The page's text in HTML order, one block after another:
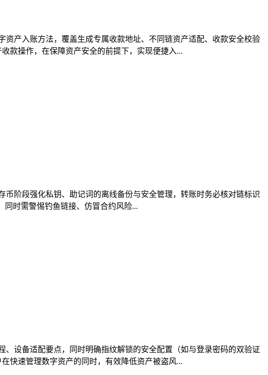
产入账方法，覆盖生成专属收款地址、不同链资产适配、收款安全校验
款操作，在保障资产安全的前提下，实现便捷入...
阶段强化私钥、助记词的离线备份与安全管理，转账时务必核对链标识
时需警惕钓鱼链接、仿冒合约风险...
设备适配要点，同时明确指纹解锁的安全配置（如与登录密码的双验证
快速管理数字资产的同时，有效降低资产被盗风...